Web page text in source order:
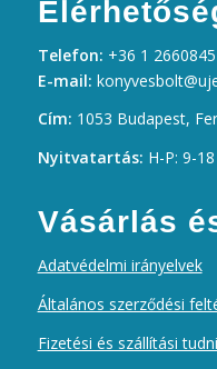
Telefon: +36 1 2660845
E-mail:
Cím: 1053 Budapest,
Nyitvatartás: H-P: 9-18
Vásárlás
Adatvédelmi irányelvek
Általános szerződési
Fizetési és szállítási